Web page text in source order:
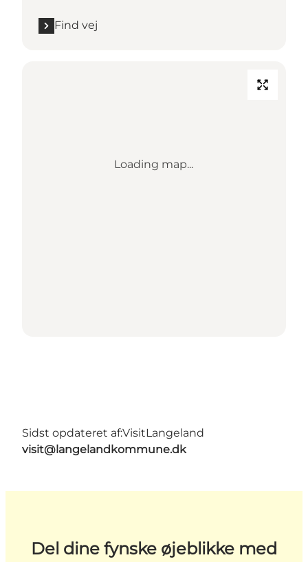
Find vej
Loading map...
Sidst opdateret af:VisitLangeland
visit@langelandkommune.dk
Del dine fynske øjeblikke med